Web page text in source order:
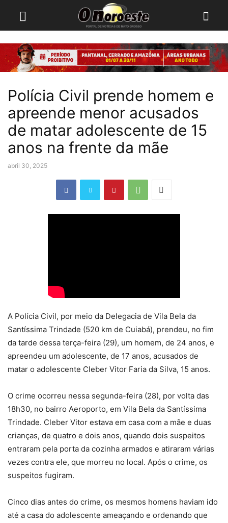
Polícia Civil prende homem e
apreende menor acusados
de matar adolescente de 15
anos na frente da mãe
abril 30, 2025
A Polícia Civil, por meio da Delegacia de Vila Bela da
Santíssima Trindade (520 km de Cuiabá), prendeu, no fim
da tarde dessa terça-feira (29), um homem, de 24 anos, e
apreendeu um adolescente, de 17 anos, acusados de
matar o adolescente Cleber Vitor Faria da Silva, 15 anos.
O crime ocorreu nessa segunda-feira (28), por volta das
18h30, no bairro Aeroporto, em Vila Bela da Santíssima
Trindade. Cleber Vitor estava em casa com a mãe e duas
crianças, de quatro e dois anos, quando dois suspeitos
entraram pela porta da cozinha armados e atiraram várias
vezes contra ele, que morreu no local. Após o crime, os
suspeitos fugiram.
Cinco dias antes do crime, os mesmos homens haviam ido
até a casa do adolescente ameaçando e ordenando que